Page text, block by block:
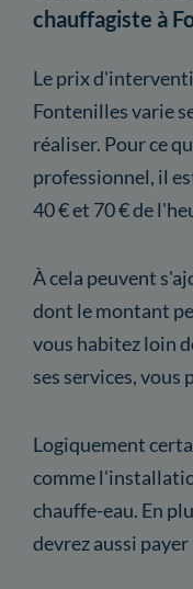
chauffagiste à
Le prix
Fontenilles varie
réaliser. Pour ce
professionnel, il
40 € et 70 € de
À cela peuvent
dont le montant
vous habitez loin
ses services, vous
Logiquement
comme
chauffe-eau. En
devrez aussi